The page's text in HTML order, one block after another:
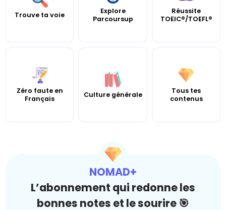
Trouve ta voie
Explore
Parcoursup
Réussite
TOEIC®/TOEFL®
Zéro faute en
Français
Culture générale
Tous tes
contenus
NOMAD+
L’abonnement qui redonne les
bonnes notes et le sourire 🎯